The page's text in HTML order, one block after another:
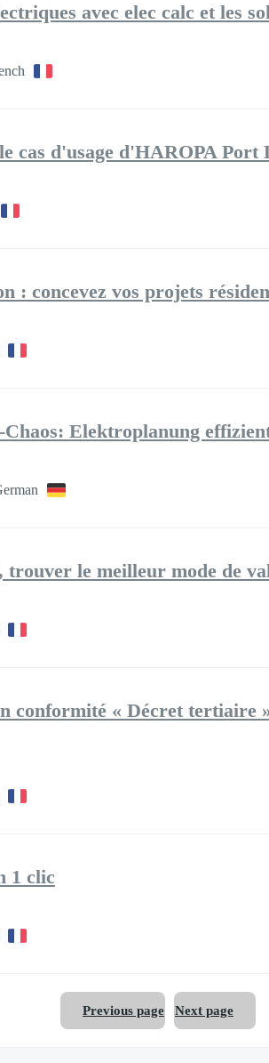
avec elec calc et les
cas d'usage d'HAROPA Port
: concevez vos projets
Elektroplanung
trouver le meilleur mode de
conformité « Décret tertiaire
1 clic
Previous page Next page